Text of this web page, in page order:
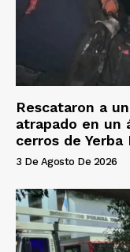
Rescataron a
atrapado en un
cerros de Yerba
3 De Agosto De 2026